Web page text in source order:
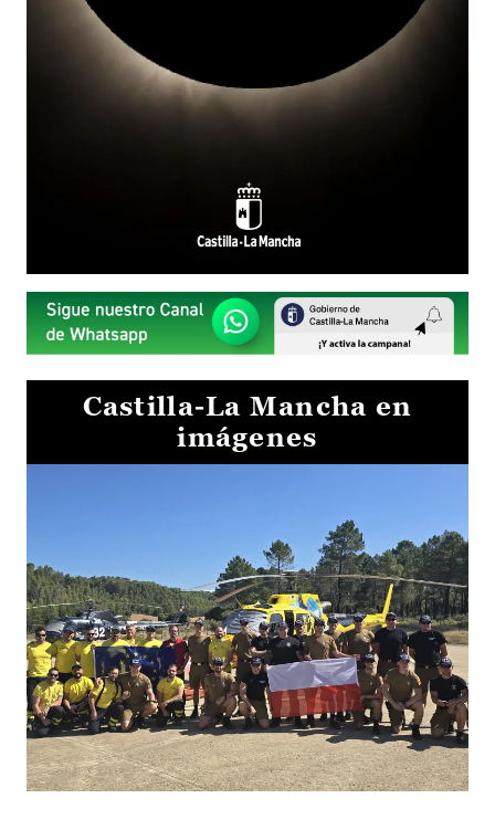
Castilla-La Mancha en
imágenes